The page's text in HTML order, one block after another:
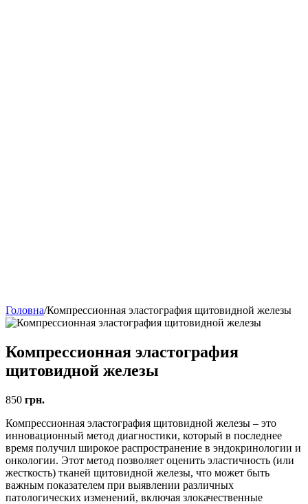
Головна/Компрессионная эластография щитовидной железы
Компрессионная эластография
щитовидной железы
850 грн.
Компрессионная эластография щитовидной железы – это
инновационный метод диагностики, который в последнее
время получил широкое распространение в эндокринологии и
онкологии. Этот метод позволяет оценить эластичность (или
жесткость) тканей щитовидной железы, что может быть
важным показателем при выявлении различных
патологических изменений, включая злокачественные